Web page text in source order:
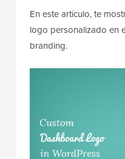
En este artículo, te
logo personalizado en
branding.